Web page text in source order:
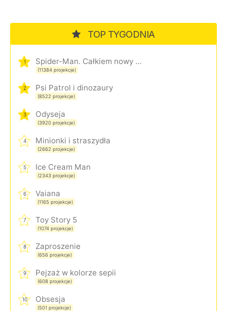
TOP TYGODNIA
1 Spider-Man. Całkiem nowy dzień
(11384 projekcje)
2 Psi Patrol i dinozaury
(8522 projekcje)
3 Odyseja
(3920 projekcje)
4 Minionki i straszydła
(2662 projekcje)
5 Ice Cream Man
(2343 projekcje)
6 Vaiana
(1165 projekcje)
7 Toy Story 5
(1074 projekcje)
8 Zaproszenie
(656 projekcje)
9 Pejzaż w kolorze sepii
(608 projekcje)
10 Obsesja
(501 projekcje)